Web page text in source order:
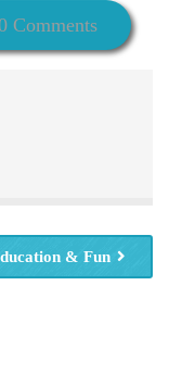
Comments
& Fun